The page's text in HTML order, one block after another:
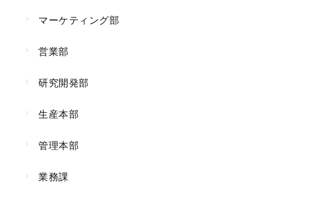
マーケティング部
営業部
研究開発部
生産本部
管理本部
業務課